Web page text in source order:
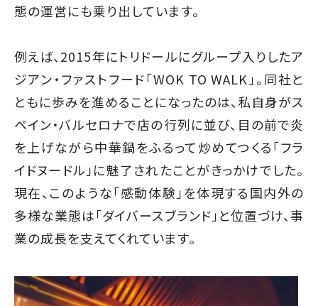
態の運営にも乗り出しています。
例えば、2015年にトリドールにグループ入りしたア
ジアン・ファストフード「WOK TO WALK」。同社と
ともに歩みを進めることになったのは、私自身がス
ペイン・バルセロナで店の行列に並び、目の前で炎
を上げながら中華鍋をふるって炒めてつくる「フラ
イドヌードル」に魅了されたことがきっかけでした。
現在、このような「感動体験」を体現する国内外の
多様な業態は「ダイバースブランド」と位置づけ、事
業の成長を支えてくれています。